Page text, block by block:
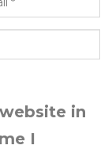
in
I